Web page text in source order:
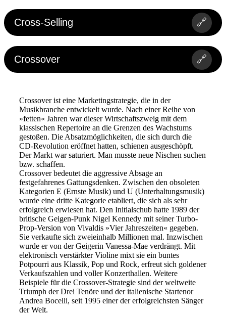
Cross-Selling 🔗
Crossover 🔗
Crossover ist eine Marketingstrategie, die in der
Musikbranche entwickelt wurde. Nach einer Reihe von
»fetten« Jahren war dieser Wirtschaftszweig mit dem
klassischen Repertoire an die Grenzen des Wachstums
gestoßen. Die Absatzmöglichkeiten, die sich durch die
CD-Revolution eröffnet hatten, schienen ausgeschöpft.
Der Markt war saturiert. Man musste neue Nischen suchen
bzw. schaffen.
Crossover bedeutet die aggressive Absage an
festgefahrenes Gattungsdenken. Zwischen den obsoleten
Kategorien E (Ernste Musik) und U (Unterhaltungsmusik)
wurde eine dritte Kategorie etabliert, die sich als sehr
erfolgreich erwiesen hat. Den Initialschub hatte 1989 der
britische Geigen-Punk Nigel Kennedy mit seiner Turbo-
Prop-Version von Vivaldis »Vier Jahreszeiten« gegeben.
Sie verkaufte sich zweieinhalb Millionen mal. Inzwischen
wurde er von der Geigerin Vanessa-Mae verdrängt. Mit
elektronisch verstärkter Violine mixt sie ein buntes
Potpourri aus Klassik, Pop und Rock, erfreut sich goldener
Verkaufszahlen und voller Konzerthallen. Weitere
Beispiele für die Crossover-Strategie sind der weltweite
Triumph der Drei Tenöre und der italienische Startenor
Andrea Bocelli, seit 1995 einer der erfolgreichsten Sänger
der Welt.